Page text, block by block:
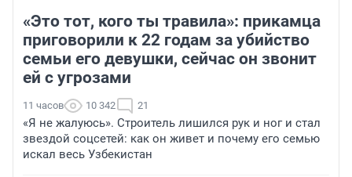
«Это тот, кого ты травила»: прикамца
приговорили к 22 годам за убийство
семьи его девушки, сейчас он звонит
ей с угрозами
11 часов 10 342 21
«Я не жалуюсь». Строитель лишился рук и ног и стал
звездой соцсетей: как он живет и почему его семью
искал весь Узбекистан